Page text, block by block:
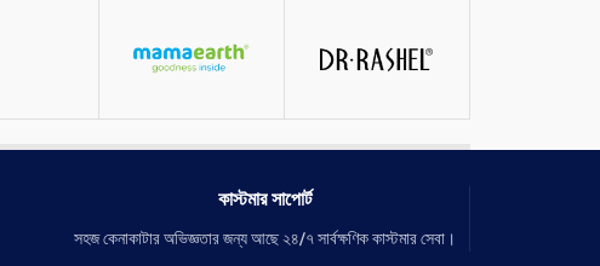
কাস্টমার সাপোর্ট
সহজ কেনাকাটার অভিজ্ঞতার জন্য আছে ২৪/৭ সার্বক্ষণিক কাস্টমার সেবা।